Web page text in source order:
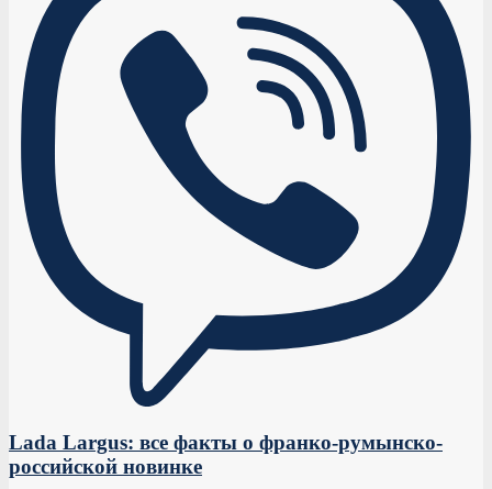
Lada Largus: все факты о франко-румынско-
российской новинке